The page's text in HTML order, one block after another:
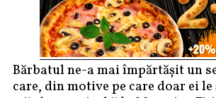
Bărbatul ne-a mai împărtășit un
care, din motive pe care doar ei le